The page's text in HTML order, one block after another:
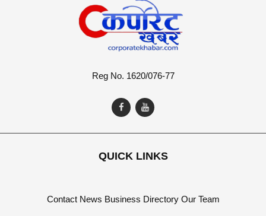
Reg No. 1620/076-77
QUICK LINKS
Contact News Business Directory Our Team